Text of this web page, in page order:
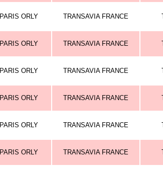
PARIS ORLY TRANSAVIA FRANCE
PARIS ORLY TRANSAVIA FRANCE
PARIS ORLY TRANSAVIA FRANCE
PARIS ORLY TRANSAVIA FRANCE
PARIS ORLY TRANSAVIA FRANCE
PARIS ORLY TRANSAVIA FRANCE